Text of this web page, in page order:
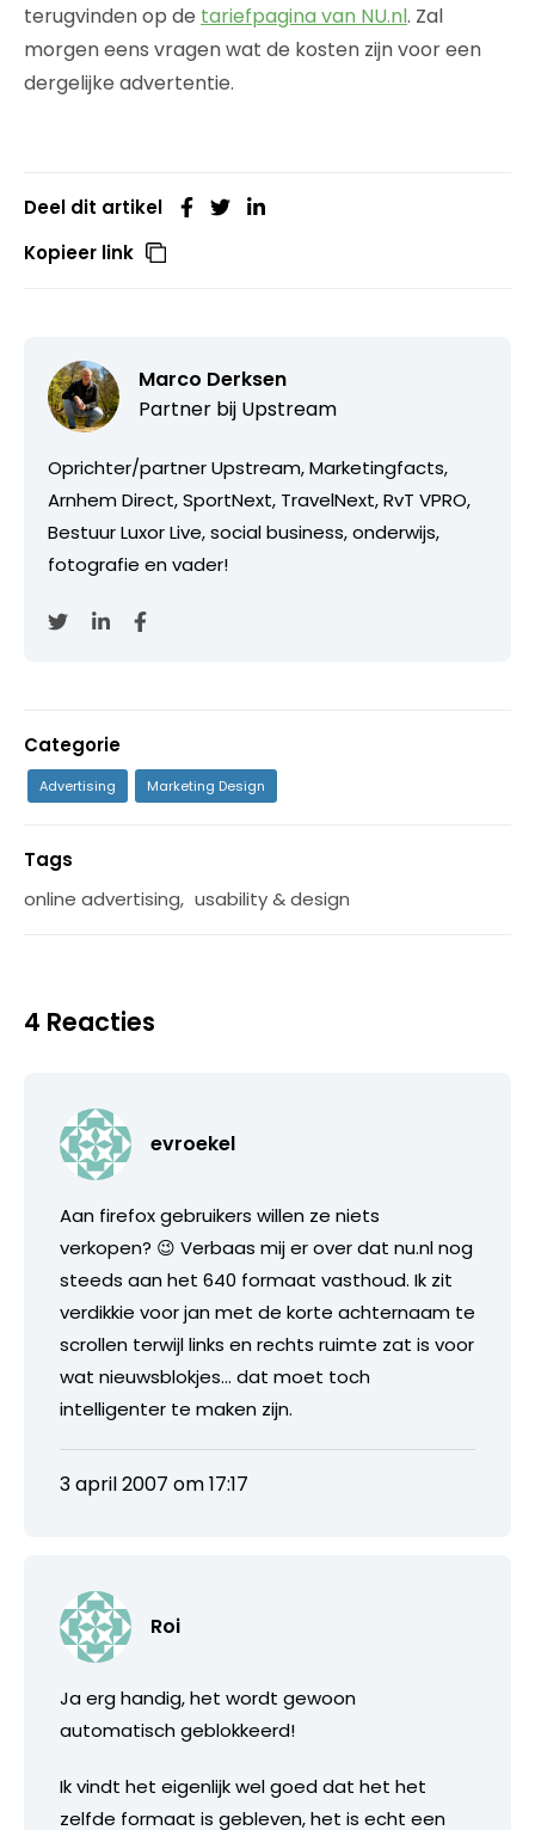
terugvinden op de tariefpagina van NU.nl. Zal
morgen eens vragen wat de kosten zijn voor een
dergelijke advertentie.
Deel dit artikel
Kopieer link
Marco Derksen
Partner bij Upstream
Oprichter/partner Upstream, Marketingfacts,
Arnhem Direct, SportNext, TravelNext, RvT VPRO,
Bestuur Luxor Live, social business, onderwijs,
fotografie en vader!
Categorie
Advertising Marketing Design
Tags
online advertising, usability & design
4 Reacties
evroekel
Aan firefox gebruikers willen ze niets
verkopen? 😉 Verbaas mij er over dat nu.nl nog
steeds aan het 640 formaat vasthoud. Ik zit
verdikkie voor jan met de korte achternaam te
scrollen terwijl links en rechts ruimte zat is voor
wat nieuwsblokjes… dat moet toch
intelligenter te maken zijn.
3 april 2007 om 17:17
Roi
Ja erg handig, het wordt gewoon
automatisch geblokkeerd!
Ik vindt het eigenlijk wel goed dat het het
zelfde formaat is gebleven, het is echt een